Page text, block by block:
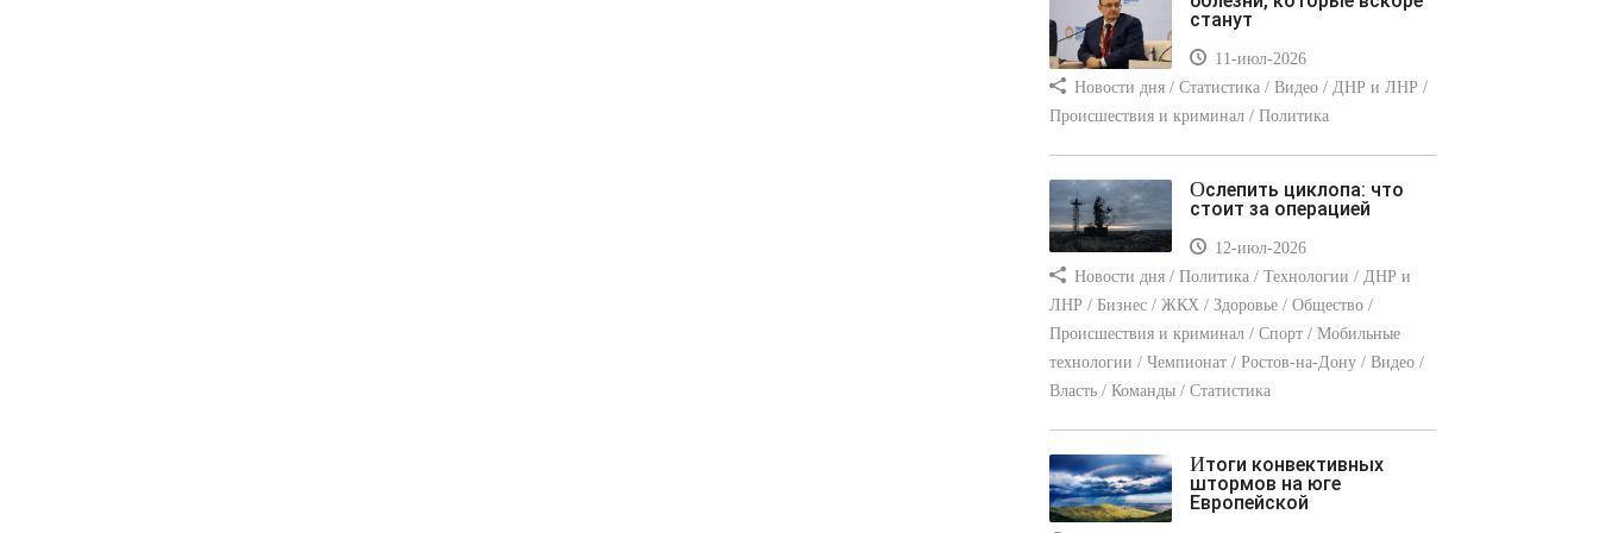
станут
11-июл-2026
Новости дня / Статистика / Видео / ДНР и ЛНР /
Происшествия и криминал / Политика
Ослепить циклопа: что
стоит за операцией
12-июл-2026
Новости дня / Политика / Технологии / ДНР и
ЛНР / Бизнес / ЖКХ / Здоровье / Общество /
Происшествия и криминал / Спорт / Мобильные
технологии / Чемпионат / Ростов-на-Дону / Видео /
Власть / Команды / Статистика
Итоги конвективных
штормов на юге
Европейской